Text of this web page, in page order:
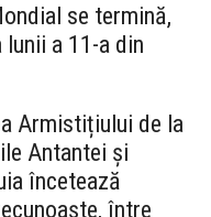
se termină,
lunii a 11-a din
Armistițiului de la
Antantei și
încetează
între